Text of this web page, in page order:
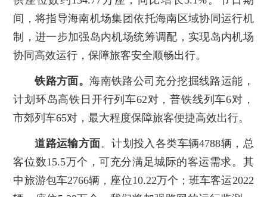
间，将指导海南机场集团依托海南区域协同运行机
制，进一步加强岛内机场统筹调配，实现岛内机场
协同高效运行，保障旅客安全顺畅出行。
铁路方面。海南铁路公司充分挖掘线路运能，
计划环岛高铁日开行列车62对，普铁线列车6对，
市郊列车65对，最大程度保障旅客便捷高效出行。
道路运输方面。计划投入各类车辆4788辆，总
客位数15.5万个，可充分满足城际的客运需求。其
中旅游包车2766辆，座位10.22万个；班车客运2022